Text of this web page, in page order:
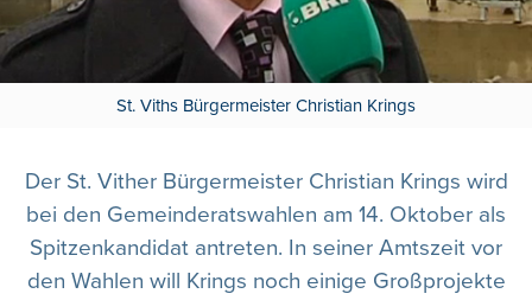
St. Viths Bürgermeister Christian Krings
Der St. Vither Bürgermeister Christian Krings wird
bei den Gemeinderatswahlen am 14. Oktober als
Spitzenkandidat antreten. In seiner Amtszeit vor
den Wahlen will Krings noch einige Großprojekte